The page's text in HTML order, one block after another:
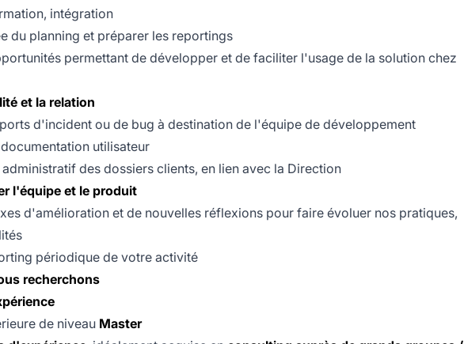
intégration
du planning et préparer les reportings
permettant de développer et de faciliter l'usage de la solution chez
et la relation
d'incident ou de bug à destination de l'équipe de développement
utilisateur
des dossiers clients, en lien avec la Direction
l'équipe et le produit
d'amélioration et de nouvelles réflexions pour faire évoluer nos pratiques,
périodique de votre activité
recherchons
de niveau Master